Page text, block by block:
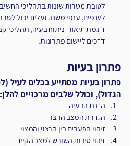
לטובת מטרות שונות בתהליכי
לענפים, ענפי משנה ועלים יכול
דוגמת תיאור, ניתוח בעיה, תהליכי
דרכים ליישום פתרונות.
פתרון בעיות
פתרון בעיות מסתייע בכלים לעיל
הגדול), וכולל שלבים מרכזיים להלן:
הבנת הבעיה
הגדרת המצב הרצוי
זיהוי הפערים בין הרצוי והמצוי
זיהוי סיבות השורש למצב הקיים